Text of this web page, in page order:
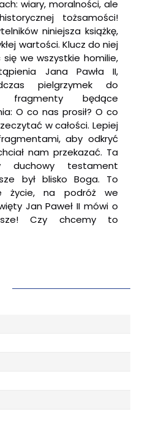
wiary, moralności, ale
tożsamości!
niniejsza książkę,
wartości. Klucz do niej
we wszystkie homilie,
Jana Pawła II,
pielgrzymek do
fragmenty będące
O co nas prosił? O co
w całości. Lepiej
aby odkryć
nam przekazać. Ta
duchowy testament
był blisko Boga. To
życie, na podróż we
Jan Paweł II mówi o
Czy chcemy to